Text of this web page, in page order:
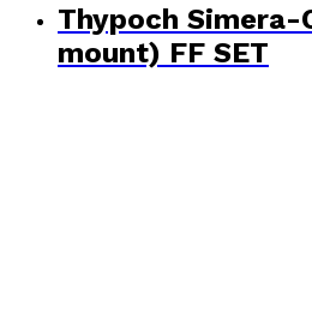
Thypoch Simera-
mount) FF SET